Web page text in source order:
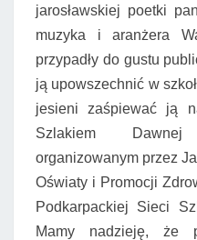
jarosławskiej poetki
muzyka i aranżera
przypadły do gustu
ją upowszechnić w
jesieni zaśpiewać ją
Szlakiem
organizowanym przez
Oświaty i Promocji
Podkarpackiej Sieci
Mamy nadzieję, że